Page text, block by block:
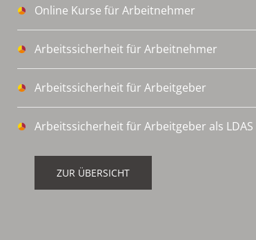
Online Kurse für Arbeitnehmer
Arbeitssicherheit für Arbeitnehmer
Arbeitssicherheit für Arbeitgeber
Arbeitssicherheit für Arbeitgeber als LDAS
ZUR ÜBERSICHT